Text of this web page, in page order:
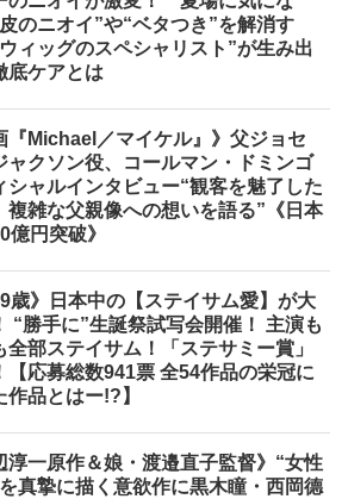
のニオイ”や“ベタつき”を解消す
ィッグのスペシャリスト”が生み出
底ケアとは
『Michael／マイケル』》父ジョセ
ャクソン役、コールマン・ドミンゴ
シャルインタビュー“観客を魅了した
複雑な父親像への想いを語る”《日本
億円突破》
歳》日本中の【ステイサム愛】が大
“勝手に”生誕祭試写会開催！ 主演も
全部ステイサム！「ステサミー賞」
【応募総数941票 全54作品の栄冠に
作品とはー!?】
淳一原作＆娘・渡邉直子監督》“女性
真摯に描く意欲作に黒木瞳・西岡德